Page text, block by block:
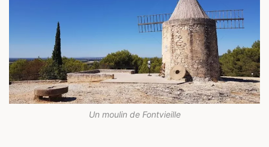
Un moulin de Fontvieille